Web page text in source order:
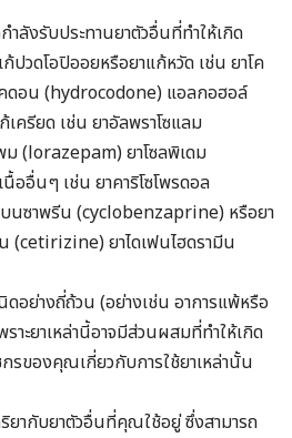
ลังรับประทานยาตัวอื่นที่ทำให้เกิด
ปวดโอปิออยหรือยาแก้หวัด เช่น ยาโค
คดอน (hydrocodone) แอลกอฮอล์
ครียด เช่น ยาอัลพราโซแลม
(lorazepam) ยาโซลพิเดม
ออื่นๆ เช่น ยาคาริโซโพรดอล
นซาพรีน (cyclobenzaprine) หรือยา
(cetirizine) ยาไดเฟนไฮดรามีน
อย่างถี่ถ้วน (อย่างเช่น อาการแพ้หรือ
ราะยาเหล่านี้อาจมีส่วนผสมที่ทำให้เกิด
รของคุณเกี่ยวกับการใช้ยาเหล่านั้น
ยากับยาตัวอื่นที่คุณใช้อยู่ ซึ่งสามารถ